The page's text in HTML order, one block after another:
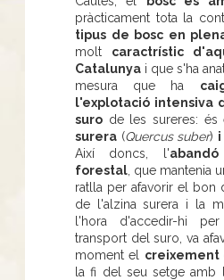
pràcticament tota la
tipus de bosc en
molt caractrístic
Catalunya i que s'ha
mesura que ha
l'explotació intensiva
suro de les sureres: és
surera (Quercus suber) i
Així doncs, l'
forestal , que mantenia
ratlla per afavorir el bon
de l'alzina surera i la
l'hora d'accedir-hi
transport del suro, va
moment el creixement
la fi del seu setge amb